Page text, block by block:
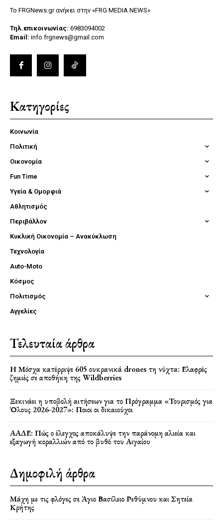
Το FRGNews.gr ανήκει στην «FRG MEDIA NEWS»
Τηλ.επικοινωνίας: 6983094002
Email: info.frgnews@gmail.com
Κατηγορίες
Κοινωνία
Πολιτική
Οικονομία
Fun Time
Υγεία & Ομορφιά
Αθλητισμός
Περιβάλλον
Κυκλική Οικονομία – Ανακύκλωση
Τεχνολογία
Auto-Moto
Κόσμος
Πολιτισμός
Αγγελίες
Τελευταία άρθρα
Η Μόσχα κατέρριψε 605 ουκρανικά drones τη νύχτα: Ελαφρές
ζημιές σε αποθήκη της Wildberries
Ξεκινάει η υποβολή αιτήσεων για το Πρόγραμμα «Τουρισμός για
Όλους 2026-2027»: Ποιοι οι δικαιούχοι
ΑΑΔΕ: Πώς ο έλεγχος αποκάλυψε την παράνομη αλιεία και
εξαγωγή κοραλλιών από το βυθό του Αιγαίου
Δημοφιλή άρθρα
Μάχη με τις φλόγες σε Άγιο Βασίλειο Ρεθύμνου και Σητεία
Κρήτης